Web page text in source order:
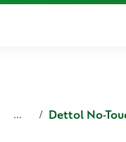
...